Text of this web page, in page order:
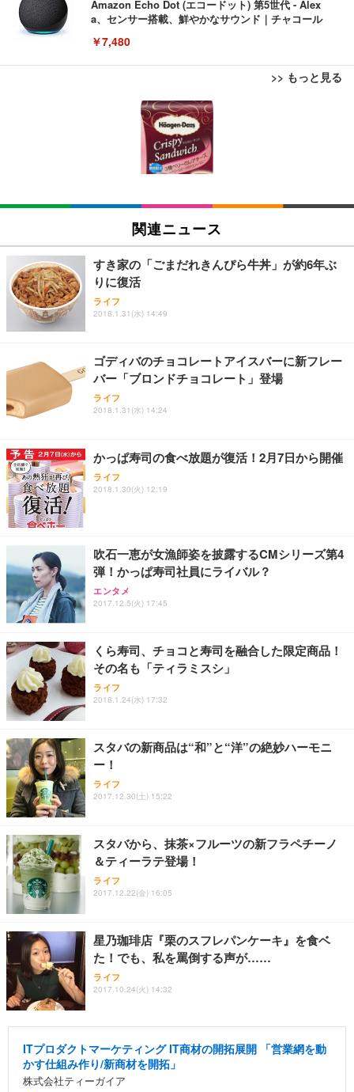
Amazon Echo Dot (エコードット) 第5世代 - Alex
a、センサー搭載、鮮やかなサウンド｜チャコール
￥7,480
>> もっと見る
[EdoErgo] オフィスチェア 椅子 テレワーク 疲れな
い 跳ね上げ式アームレスト コンパクト 約105度ロッ
キング pc 事務椅子 360度回転 座面昇降 強化ナイロ
ン樹脂ベース 通気性メッシュ 在宅ワーク H-WY01
(黒網+黒枠+黒足)
SIHOO B100 オフィスチェア／デスクチェア メッシ
ュチェア 人間工学 疲れない ブラック
￥27,999
Sezlife オフィスチェア デスクチェア 疲れない テレ
ワーク チェア 強化バックレスト 30度ロッキング機
能 人間工学 椅子 腰サポート 90度跳ね上げ式アーム
ョン PCチェア 通気性メッシュ ゲーミング/勉強/事
務用 おしゃれ パソコンチェア (ブラック)
Sezlife オフィスチェア デスクチェア 疲れない テレ
ワーク チェア 強化バックレスト 30度ロッキング機
能 人間工学 椅子 腰サポート 90度跳ね上げ式アーム
務用 おしゃれ パソコンチェア (ホワイト)
ANDWINT オフィスチェア デスクチェア 肘なし メ
ッシュ 通気性 ランバーサポート付き 腰サポート ガ
EIZO ビジネス向けプレミアムモニター | FlexScan
EV3240X-WT | 31.5型4K UHD・USB Type-C・ホワ
￥105,595
EIZO ビジネス向けプレミアムモニター | FlexScan
￥109,572
【純正品】27"ゲーミングモニター DualSense 充電
フック付き（CFI-ZDM1J）
【整備済み品】Dell E2724HS 27インチ 液晶モニタ
ー フルHD（1920×1080）VA 非光沢 HDMI/DisplayP
ort/VGA スピーカー内蔵 高さ調整 スイベル VESA対
【MiniLED/24.5inch/280Hz/FHD】GRAPHT THE S
HOOTER Gaming Monitor 24” Essential ゲーミン
Amazonベーシック ペットシーツ 薄型 レギュラー 1
回使い捨て 無香料 ホワイト 300枚
Amazonベーシック ペットシーツ 厚型 ワイド 42枚
x2袋(84枚) ホワイト(吸収面:ライトブルー)
￥3,234
ネオ・ルーライフ ネオ・オムツ L 中型犬用 26枚入
り 単品
Smart Basic(スマートベーシック) 【Amazon.co.jp
限定】 Smart Basic アイリスオーヤマ ペットシーツ
超厚型 お徳用 ワイド 100枚入 (x 1) (ケース販売)
アイリスオーヤマ ペットシーツ 超厚型 お徳用 レギ
関連ニュース
すき家の「ごまだれきんぴら牛丼」が約6年ぶ
りに復活
ライフ
2018.1.31(水) 14:49
ゴディバのチョコレートアイスバーに新フレー
バー「ブロンドチョコレート」登場
ライフ
2018.1.31(水) 14:24
かっぱ寿司の食べ放題が復活！2月7日から開催
ライフ
2018.1.30(火) 12:19
吹石一恵が女漁師姿を披露するCMシリーズ第4
弾！かっぱ寿司社員にライバル？
エンタメ
2017.12.5(火) 17:45
くら寿司、チョコと寿司を融合した限定商品！
その名も「ティラミスシ」
ライフ
2018.1.24(水) 17:32
スタバの新商品は“和”と“洋”の絶妙ハーモニ
ー！
ライフ
2017.12.30(土) 15:22
スタバから、抹茶×フルーツの新フラペチーノ
＆ティーラテ登場！
ライフ
2017.12.22(金) 16:05
星乃珈琲店『栗のスフレパンケーキ』を食ベ
た！でも、私を罵倒する声が……
ライフ
2017.10.24(火) 14:32
ITプロダクトマーケティング IT商材の開拓展開 「営業網を動
かす仕組み作り/新商材を開拓」
株式会社ティーガイア